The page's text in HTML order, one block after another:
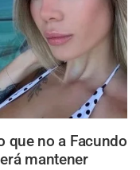
que no a Facundo
mantener